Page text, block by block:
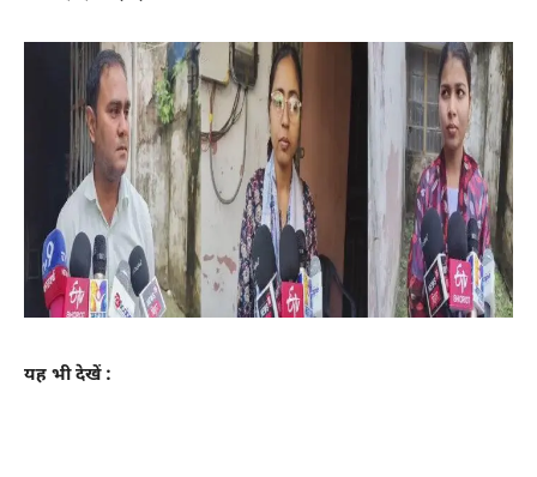
यह भी देखें :